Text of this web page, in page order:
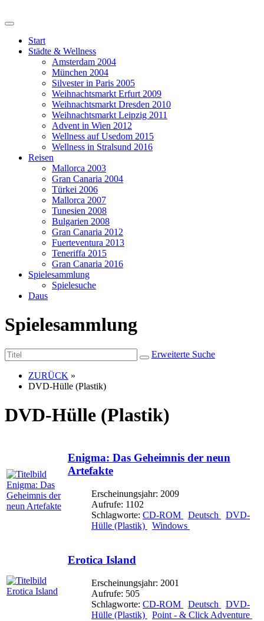
Start
Städte & Wellness
Amsterdam 2004
München 2004
Silvester in Paris 2005
Weihnachtsmarkt Erfurt 2009
Weihnachtsmarkt Dresden 2010
Weihnachtsmarkt Leipzig 2011
Advent in Wien 2012
Wellness auf Usedom 2015
Wellness in Stralsund 2016
Reisen
Mallorca 2003
Gran Canaria 2004
Türkei 2006
Mallorca 2007
Tunesien 2008
Bulgarien 2008
Gran Canaria 2012
Fuerteventura 2013
Teneriffa 2015
Gran Canaria 2016
Spielesammlung
Spielesuche
Daus
Spielesammlung
Erweiterte Suche
ZURÜCK »
DVD-Hülle (Plastik)
DVD-Hülle (Plastik)
Enigma: Das Geheimnis der neun
Artefakte
Erscheinungsjahr: 2009
Aufrufe: 1102
Schlagworte: CD-ROM Deutsch
DVD-
Hülle (Plastik)
Windows
Erotica Island
Erscheinungsjahr: 2001
Aufrufe: 505
Schlagworte: CD-ROM Deutsch
DVD-
Hülle (Plastik)
Point - & Click Adventure